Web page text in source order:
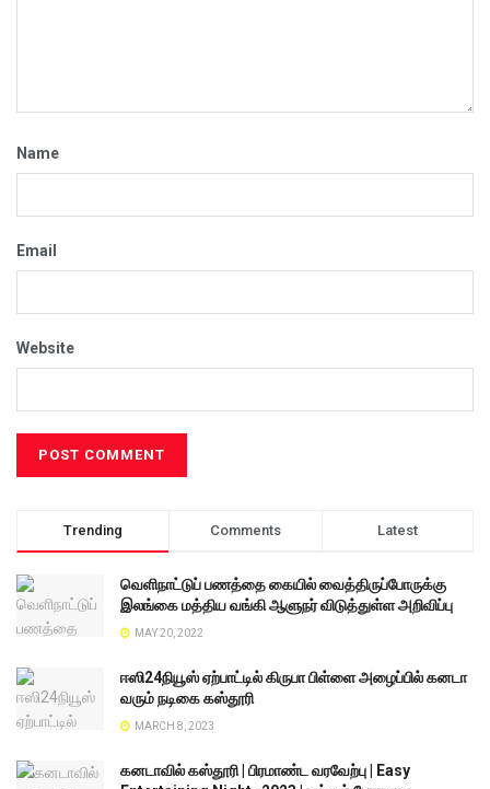
Name
Email
Website
Trending Comments Latest
வெளிநாட்டுப் பணத்தை கையில் வைத்திருப்போருக்கு
இலங்கை மத்திய வங்கி ஆளுநர் விடுத்துள்ள அறிவிப்பு
MAY 20, 2022
ஈஸி24நியூஸ் ஏற்பாட்டில் கிருபா பிள்ளை அழைப்பில் கனடா
வரும் நடிகை கஸ்தூரி
MARCH 8, 2023
கனடாவில் கஸ்தூரி | பிரமாண்ட வரவேற்பு | Easy